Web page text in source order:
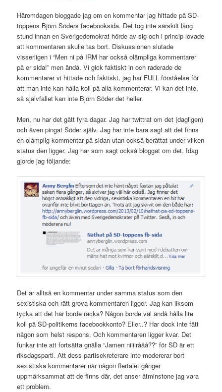
Häromdagen bloggade jag om en kommentar jag hittade på SD-
toppens Björn Söders facebooksida. Det tog inte särskilt lång
stund innan en Sverigedemokrat hörde av sig och i princip lovade
att kommentaren skulle tas bort. Diskussionen slutade
visserligen i “Men ni på IRM har också olämpliga kommentarer
på er sida!” men ändå. Vi gick faktiskt in och raderade de
kommentarer vi hittade och faktiskt, jag har FULL förståelse för
att man inte kan hålla koll på alla kommenterar. Vi kan det inte,
så självfallet kan inte Björn Söder det heller.
Men, nu har det gått fyra dagar. Jag har twittrat om det (dagligen)
och även pingat Söder själv. Jag har inte bara sagt att det finns
en olämplig kommentar på sidan utan också berättat under vilken
status den ligger. Jag har som sagt också bloggat om det. Idag
gjorde jag följande:
Det är alltså en kommentar under samma status som den
sexistiska och rätt grova kommentaren ligger. Jag kan liksom
tycka att det här borde räcka? Någon borde väl ändå hålla lite
koll på SD-politikerns facebookkonto? Eller..? Har dock inte fått
någon som helst respons. Och kommentaren ligger kvar. Det
funkar inte att fortsätta gnälla “Jamen niiiirååå??” för SD är ett
riksdagsparti. Att dess partisekreterare inte modererar bort
sexistiska kommentarer när någon flertalet gånger
uppmärksammat att de finns där, det anser åtminstone jag vara
ett problem.